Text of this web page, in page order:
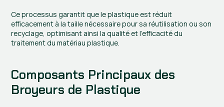
Ce processus garantit que le plastique est réduit
efficacement à la taille nécessaire pour sa réutilisation ou son
recyclage, optimisant ainsi la qualité et l'efficacité du
traitement du matériau plastique.
Composants Principaux des
Broyeurs de Plastique